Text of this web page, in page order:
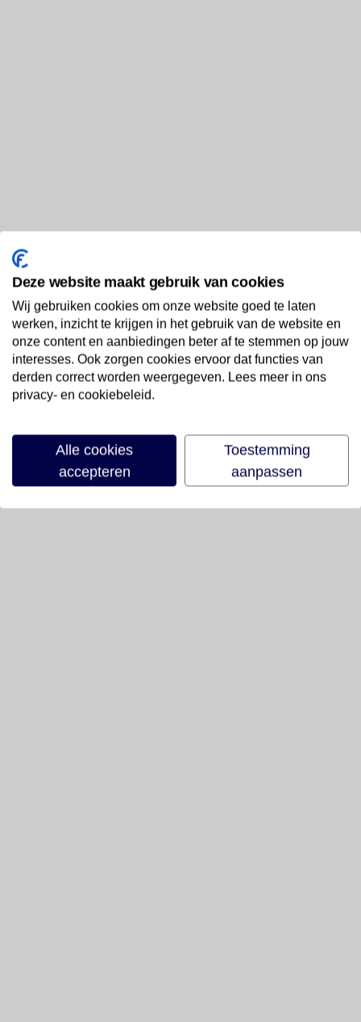
Deze website maakt gebruik van cookies
Wij gebruiken cookies om onze website goed te laten
werken, inzicht te krijgen in het gebruik van de website en
onze content en aanbiedingen beter af te stemmen op jouw
interesses. Ook zorgen cookies ervoor dat functies van
derden correct worden weergegeven. Lees meer in ons
privacy- en cookiebeleid.
Alle cookies
accepteren
Toestemming
aanpassen